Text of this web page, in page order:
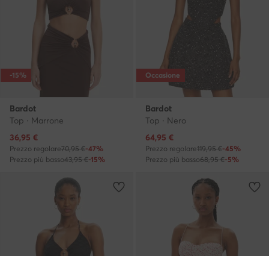
-15%
Bardot
Top · Marrone
Prezzo attuale
36,95 €
Prezzo regolare70,95 €-47%
Prezzo più basso43,95 €-15%
Occasione
Bardot
Top · Nero
Prezzo attuale
64,95 €
Prezzo regolare119,95 €-45%
Prezzo più basso68,95 €-5%